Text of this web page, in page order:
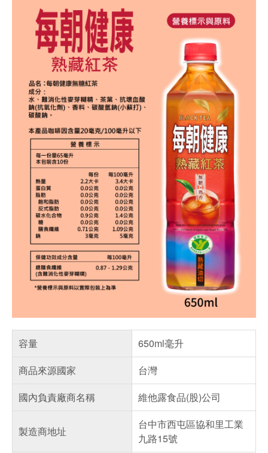
容量
650ml毫升
商品來源國家
台灣
國內負責廠商名稱
維他露食品(股)公司
製造商地址
台中市西屯區協和里工業
九路15號